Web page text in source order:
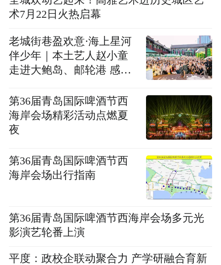
术7月22日火热启幕
老城街巷盈欢意·海上星河
伴少年｜本土艺人赵小童
走进大鲍岛、邮轮港 感受
陆联动新体验
第36届青岛国际啤酒节西
海岸会场精彩活动点燃夏
夜
第36届青岛国际啤酒节西
海岸会场出行指南
第36届青岛国际啤酒节西海岸会场多元光
影演艺轮番上演
平度：政校企联动聚合力 产学研融合育新